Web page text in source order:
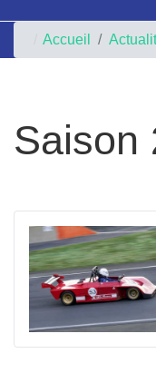
Accueil
Saison